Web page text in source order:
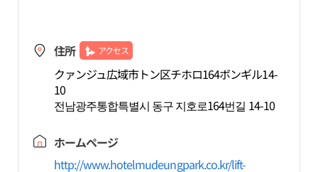
住所 アクセス
クァンジュ広域市トン区チホロ164ボンギル14-
10
전남광주통합특별시 동구 지호로164번길 14-10
ホームページ
http://www.hotelmudeungpark.co.kr/lift-